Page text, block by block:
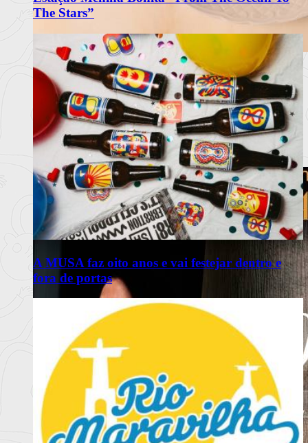
The Stars”
A MUSA faz oito anos e vai festejar dentro e
fora de portas
Matriarca Renova Carta de Verão
com Frescura e Sabores Portugueses
O restaurante Matriarca, no Porto, apresenta a sua nova carta
de verão 2
Ler mais+